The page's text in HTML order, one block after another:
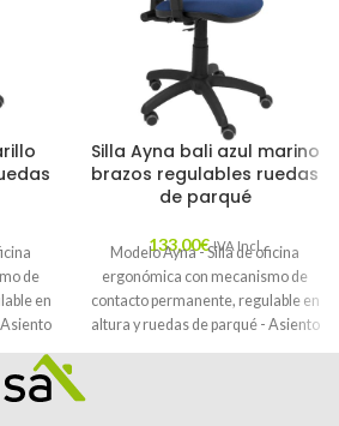
de
en
BALI
Silla Ayna bali azul marino
brazos regulables ruedas
de parqué
133,00€ IVA Incl.
Modelo Ayna - Silla de oficina
ergonómica con mecanismo de
contacto permanente, regulable en
altura y ruedas de parqué - Asiento
y respaldo tapizados en tejido BALI